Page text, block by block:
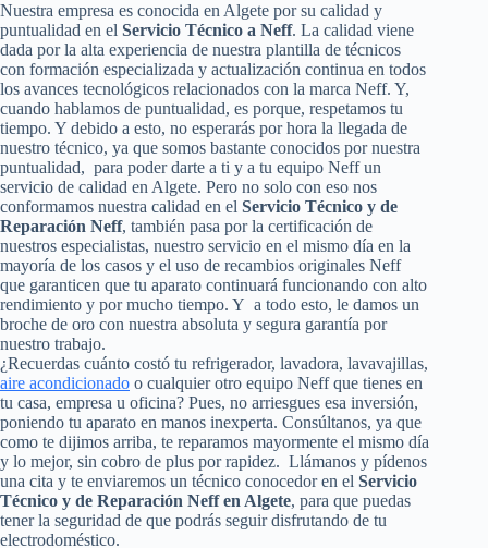
Nuestra empresa es conocida en Algete por su calidad y
puntualidad en el Servicio Técnico a Neff. La calidad viene
dada por la alta experiencia de nuestra plantilla de técnicos
con formación especializada y actualización continua en todos
los avances tecnológicos relacionados con la marca Neff. Y,
cuando hablamos de puntualidad, es porque, respetamos tu
tiempo. Y debido a esto, no esperarás por hora la llegada de
nuestro técnico, ya que somos bastante conocidos por nuestra
puntualidad, para poder darte a ti y a tu equipo Neff un
servicio de calidad en Algete. Pero no solo con eso nos
conformamos nuestra calidad en el Servicio Técnico y de
Reparación Neff, también pasa por la certificación de
nuestros especialistas, nuestro servicio en el mismo día en la
mayoría de los casos y el uso de recambios originales Neff
que garanticen que tu aparato continuará funcionando con alto
rendimiento y por mucho tiempo. Y a todo esto, le damos un
broche de oro con nuestra absoluta y segura garantía por
nuestro trabajo.
¿Recuerdas cuánto costó tu refrigerador, lavadora, lavavajillas,
aire acondicionado o cualquier otro equipo Neff que tienes en
tu casa, empresa u oficina? Pues, no arriesgues esa inversión,
poniendo tu aparato en manos inexperta. Consúltanos, ya que
como te dijimos arriba, te reparamos mayormente el mismo día
y lo mejor, sin cobro de plus por rapidez. Llámanos y pídenos
una cita y te enviaremos un técnico conocedor en el Servicio
Técnico y de Reparación Neff en Algete, para que puedas
tener la seguridad de que podrás seguir disfrutando de tu
electrodoméstico.